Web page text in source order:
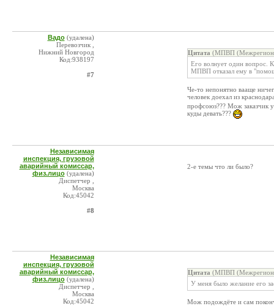
Вадо (удалена)
Перевозчик ,
Нижний Новгород
Код:938197
#7
Цитата (МПВП
Его волнует один вопрос.
МПВП отказал ему в
Че-то непонятно вааще
человек доехал из
профсоюз??? Мож заказчик
куды девать???
Независимая
инспекция, грузовой
аварийный комиссар,
физ.лицо (удалена)
Диспетчер ,
Москва
Код:45042
#8
2-е темы что ли было?
Независимая
инспекция, грузовой
аварийный комиссар,
физ.лицо (удалена)
Диспетчер ,
Москва
Код:45042
Цитата (МПВП
У меня было желание его
Мож подождёте и сам